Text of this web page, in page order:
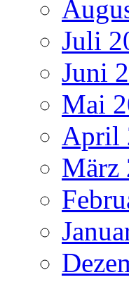
Juli
Juni
Mai
April
März